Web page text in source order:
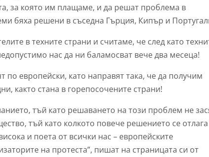
за която им плащаме, и да решат проблема в
бяха решени в съседна Гърция, Кипър и
в техните страни и считаме, че след като
нас да ни баламосват вече два месеца!
по европейски, като направят така, че да получим
както стана в горепосочените страни!
тъй като решаването на този проблем не
тъй като колкото повече решението се
и поета от всички нас – европейските
на протеста”, пишат на страницата си от